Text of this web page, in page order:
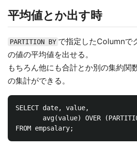
平均値とか出す時
PARTITION BY で指定したColumnで
の値の平均値を出せる。
もちろん他にも合計とか別の集約関
の集計ができる。
SELECT date, value,
avg(value) OVER